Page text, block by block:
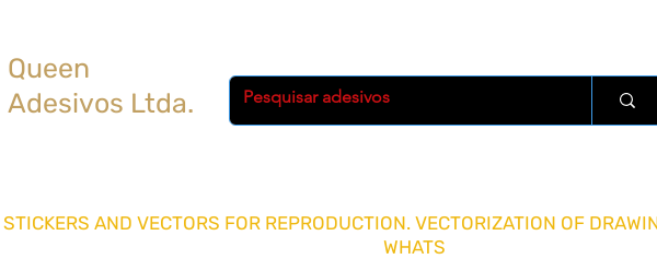
Queen
Adesivos Ltda.
AND VECTORS FOR REPRODUCTION. VECTORIZATION OF
WHATS